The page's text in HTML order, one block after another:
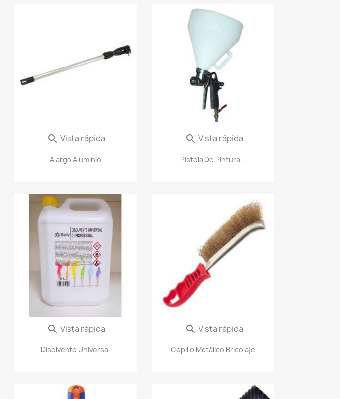
Alargo Aluminio
 Vista rápida
Pistola De Pintura...
 Vista rápida
Disolvente Universal
 Vista rápida
Cepillo Metálico Bricolaje
 Vista rápida